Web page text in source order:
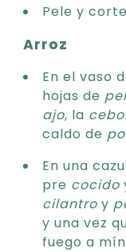
Pele y
Arroz
En el vaso
hojas de
ajo, la
caldo de
En una
pre cocido
cilantro y
y una vez
fuego a